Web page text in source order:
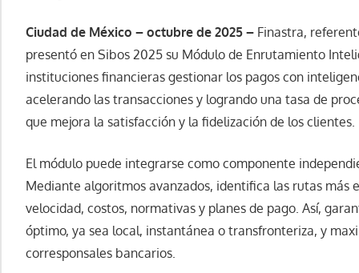
Ciudad de México – octubre de 2025 – Finastra,
presentó en Sibos 2025 su Módulo de Enrutamiento
instituciones financieras gestionar los pagos con
acelerando las transacciones y logrando una tasa de
que mejora la satisfacción y la fidelización de los clientes.
El módulo puede integrarse como componente
Mediante algoritmos avanzados, identifica las rutas más
velocidad, costos, normativas y planes de pago. Así,
óptimo, ya sea local, instantánea o transfronteriza, y
corresponsales bancarios.